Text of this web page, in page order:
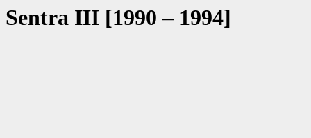
Sentra III [1990 – 1994]